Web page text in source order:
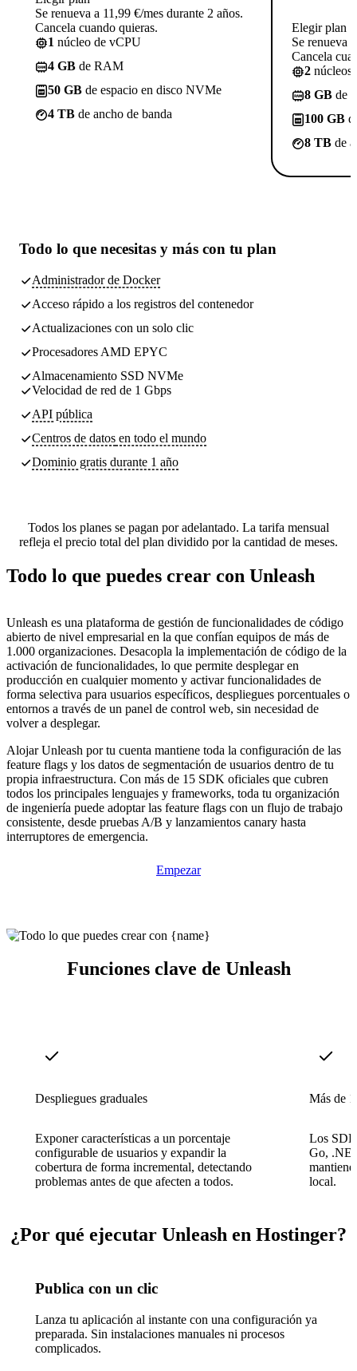
Se renueva a 11,99 €/mes durante 2 años.
Cancela cuando quieras.
1 núcleo de vCPU
4 GB de RAM
50 GB de espacio en disco NVMe
4 TB de ancho de banda
Elegir plan
Se renueva
Cancela
2 núcleos
8 GB de
100 GB
8 TB de
Todo lo que necesitas y más con tu plan
Administrador de Docker
Acceso rápido a los registros del contenedor
Actualizaciones con un solo clic
Procesadores AMD EPYC
Almacenamiento SSD NVMe
Velocidad de red de 1 Gbps
API pública
Centros de datos en todo el mundo
Dominio gratis durante 1 año
Todos los planes se pagan por adelantado. La tarifa mensual
refleja el precio total del plan dividido por la cantidad de meses.
Todo lo que puedes crear con Unleash
Unleash es una plataforma de gestión de funcionalidades de código
abierto de nivel empresarial en la que confían equipos de más de
1.000 organizaciones. Desacopla la implementación de código de la
activación de funcionalidades, lo que permite desplegar en
producción en cualquier momento y activar funcionalidades de
forma selectiva para usuarios específicos, despliegues porcentuales o
entornos a través de un panel de control web, sin necesidad de
volver a desplegar.
Alojar Unleash por tu cuenta mantiene toda la configuración de las
feature flags y los datos de segmentación de usuarios dentro de tu
propia infraestructura. Con más de 15 SDK oficiales que cubren
todos los principales lenguajes y frameworks, toda tu organización
de ingeniería puede adoptar las feature flags con un flujo de trabajo
consistente, desde pruebas A/B y lanzamientos canary hasta
interruptores de emergencia.
Empezar
Funciones clave de Unleash
Despliegues graduales
Exponer características a un porcentaje
configurable de usuarios y expandir la
cobertura de forma incremental, detectando
problemas antes de que afecten a todos.
Más de
Los
Go,
local.
¿Por qué ejecutar Unleash en Hostinger?
Publica con un clic
Lanza tu aplicación al instante con una configuración ya
preparada. Sin instalaciones manuales ni procesos
complicados.